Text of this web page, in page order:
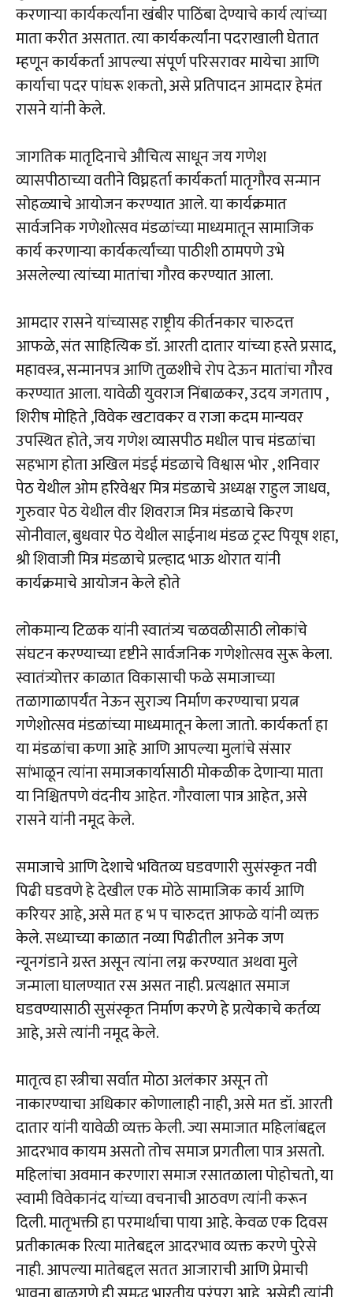
करणाऱ्या कार्यकर्त्यांना खंबीर पाठिंबा देण्याचे कार्य त्यांच्या
माता करीत असतात. त्या कार्यकर्त्यांना पदराखाली घेतात
म्हणून कार्यकर्ता आपल्या संपूर्ण परिसरावर मायेचा आणि
कार्याचा पदर पांघरू शकतो, असे प्रतिपादन आमदार हेमंत
रासने यांनी केले.
जागतिक मातृदिनाचे औचित्य साधून जय गणेश
व्यासपीठाच्या वतीने विघ्नहर्ता कार्यकर्ता मातृगौरव सन्मान
सोहळ्याचे आयोजन करण्यात आले. या कार्यक्रमात
सार्वजनिक गणेशोत्सव मंडळांच्या माध्यमातून सामाजिक
कार्य करणाऱ्या कार्यकर्त्यांच्या पाठीशी ठामपणे उभे
असलेल्या त्यांच्या मातांचा गौरव करण्यात आला.
आमदार रासने यांच्यासह राष्ट्रीय कीर्तनकार चारुदत्त
आफळे, संत साहित्यिक डॉ. आरती दातार यांच्या हस्ते प्रसाद,
महावस्त्र, सन्मानपत्र आणि तुळशीचे रोप देऊन मातांचा गौरव
करण्यात आला. यावेळी युवराज निंबाळकर, उदय जगताप ,
शिरीष मोहिते ,विवेक खटावकर व राजा कदम मान्यवर
उपस्थित होते, जय गणेश व्यासपीठ मधील पाच मंडळांचा
सहभाग होता अखिल मंडई मंडळाचे विश्वास भोर , शनिवार
पेठ येथील ओम हरिवेश्वर मित्र मंडळाचे अध्यक्ष राहुल जाधव,
गुरुवार पेठ येथील वीर शिवराज मित्र मंडळाचे किरण
सोनीवाल, बुधवार पेठ येथील साईनाथ मंडळ ट्रस्ट पियूष शहा,
श्री शिवाजी मित्र मंडळाचे प्रल्हाद भाऊ थोरात यांनी
कार्यक्रमाचे आयोजन केले होते
लोकमान्य टिळक यांनी स्वातंत्र्य चळवळीसाठी लोकांचे
संघटन करण्याच्या दृष्टीने सार्वजनिक गणेशोत्सव सुरू केला.
स्वातंत्र्योत्तर काळात विकासाची फळे समाजाच्या
तळागाळापर्यंत नेऊन सुराज्य निर्माण करण्याचा प्रयत्न
गणेशोत्सव मंडळांच्या माध्यमातून केला जातो. कार्यकर्ता हा
या मंडळांचा कणा आहे आणि आपल्या मुलांचे संसार
सांभाळून त्यांना समाजकार्यासाठी मोकळीक देणाऱ्या माता
या निश्चितपणे वंदनीय आहेत. गौरवाला पात्र आहेत, असे
रासने यांनी नमूद केले.
समाजाचे आणि देशाचे भवितव्य घडवणारी सुसंस्कृत नवी
पिढी घडवणे हे देखील एक मोठे सामाजिक कार्य आणि
करियर आहे, असे मत ह भ प चारुदत्त आफळे यांनी व्यक्त
केले. सध्याच्या काळात नव्या पिढीतील अनेक जण
न्यूनगंडाने ग्रस्त असून त्यांना लग्न करण्यात अथवा मुले
जन्माला घालण्यात रस असत नाही. प्रत्यक्षात समाज
घडवण्यासाठी सुसंस्कृत निर्माण करणे हे प्रत्येकाचे कर्तव्य
आहे, असे त्यांनी नमूद केले.
मातृत्व हा स्त्रीचा सर्वात मोठा अलंकार असून तो
नाकारण्याचा अधिकार कोणालाही नाही, असे मत डॉ. आरती
दातार यांनी यावेळी व्यक्त केली. ज्या समाजात महिलांबद्दल
आदरभाव कायम असतो तोच समाज प्रगतीला पात्र असतो.
महिलांचा अवमान करणारा समाज रसातळाला पोहोचतो, या
स्वामी विवेकानंद यांच्या वचनाची आठवण त्यांनी करून
दिली. मातृभक्ती हा परमार्थाचा पाया आहे. केवळ एक दिवस
प्रतीकात्मक रित्या मातेबद्दल आदरभाव व्यक्त करणे पुरेसे
नाही. आपल्या मातेबद्दल सतत आजाराची आणि प्रेमाची